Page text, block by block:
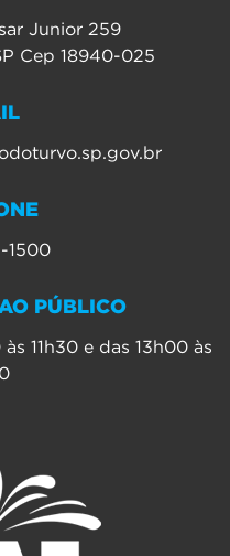
Junior 259
Cep 18940-025
1500
PÚBLICO
11h30 e das 13h00 às